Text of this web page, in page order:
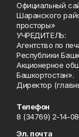
Официальный
Шаранского
просторы»
УЧРЕДИТЕЛЬ:
Агентство по
Республики
Акционерное
Башкортостан».
Директор
Телефон
8 (34769) 2-14-08
Эл. почта